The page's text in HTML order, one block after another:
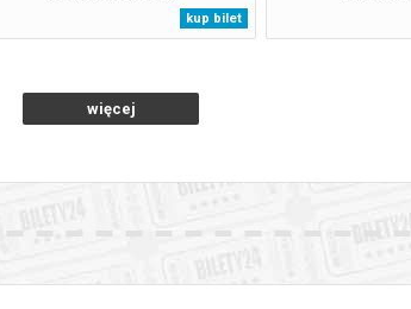
kup bilet
więcej